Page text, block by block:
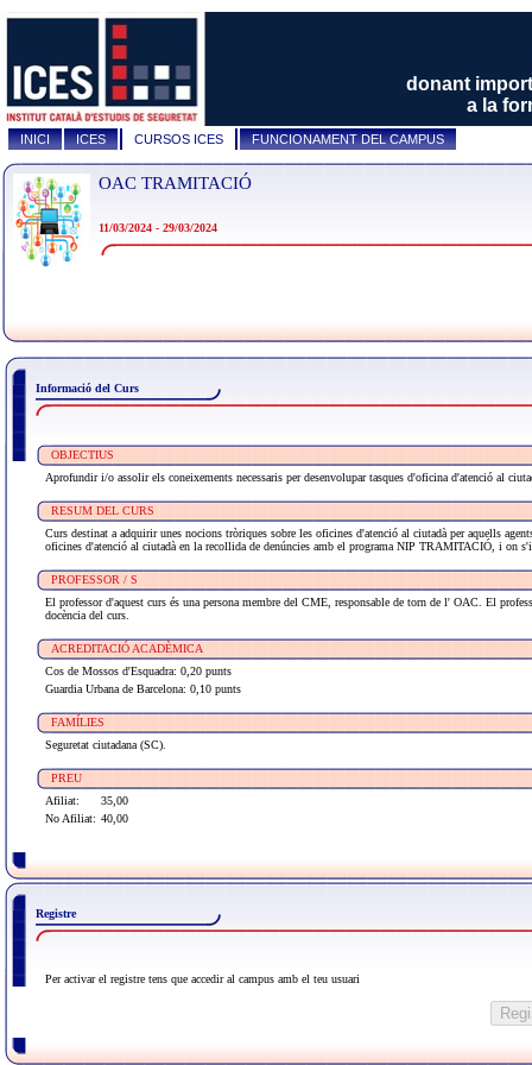
donant
a la
INICI ICES CURSOS ICES FUNCIONAMENT DEL CAMPUS
OAC TRAMITACIÓ
11/03/2024 - 29/03/2024
Informació del Curs
OBJECTIUS
Aprofundir i/o assolir els coneixements necessaris per desenvolupar tasques d'oficina d'atenció al
RESUM DEL CURS
Curs destinat a adquirir unes nocions tròriques sobre les oficines d'atenció al ciutadà per aquells
oficines d'atenció al ciutadà en la recollida de denúncies amb el programa NIP TRAMITACIÓ, i on
PROFESSOR / S
El professor d'aquest curs és una persona membre del CME, responsable de torn de l' OAC. El
docència del curs.
ACREDITACIÓ ACADÈMICA
Cos de Mossos d'Esquadra: 0,20 punts
Guardia Urbana de Barcelona: 0,10 punts
FAMÍLIES
Seguretat ciutadana (SC).
PREU
Afiliat:
35,00
No Afiliat: 40,00
Registre
Per activar el registre tens que accedir al campus amb el teu usuari